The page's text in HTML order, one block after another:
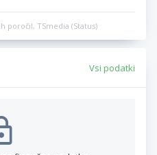
poročil, TSmedia (Status)
Vsi podatki